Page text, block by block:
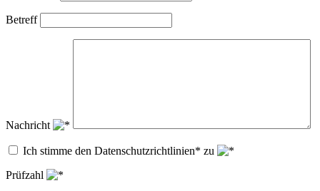
Betreff
Nachricht
Ich stimme den Datenschutzrichtlinien* zu
Prüfzahl